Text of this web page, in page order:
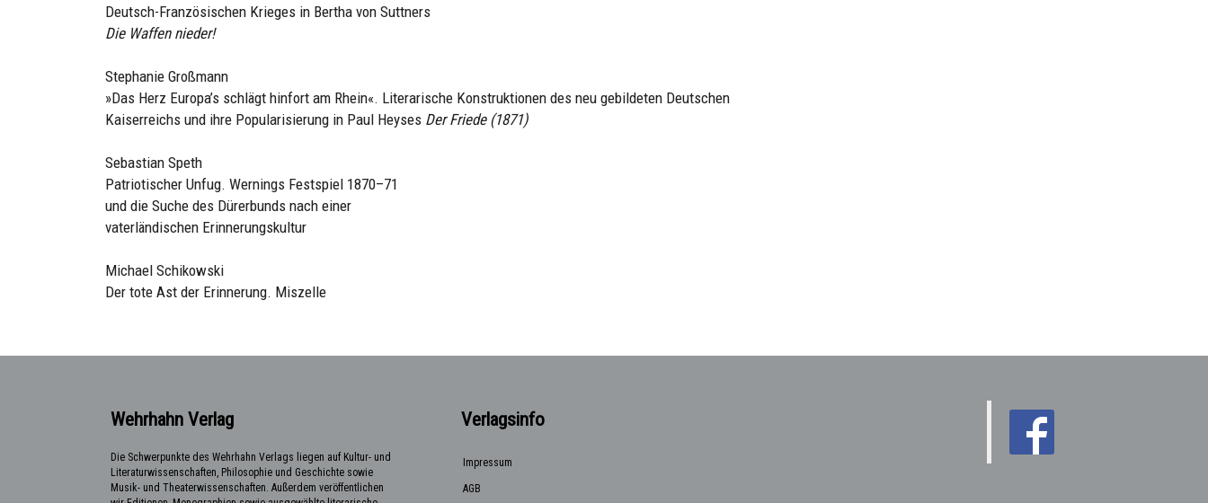
Deutsch-Französischen Krieges in Bertha von Suttners
Die Waffen nieder!
Stephanie Großmann
»Das Herz Europa’s schlägt hinfort am Rhein«. Literarische Konstruktionen des neu gebildeten Deutschen
Kaiserreichs und ihre Popularisierung in Paul Heyses Der Friede (1871)
Sebastian Speth
Patriotischer Unfug. Wernings Festspiel 1870–71
und die Suche des Dürerbunds nach einer
vaterländischen Erinnerungskultur
Michael Schikowski
Der tote Ast der Erinnerung. Miszelle
Wehrhahn Verlag
Die Schwerpunkte des Wehrhahn Verlags liegen auf Kultur- und
Literaturwissenschaften, Philosophie und Geschichte sowie
Musik- und Theaterwissenschaften. Außerdem veröffentlichen
Verlagsinfo
Impressum
AGB